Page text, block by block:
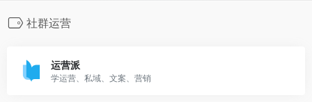
社群运营
运营派
学运营、私域、文案、营销